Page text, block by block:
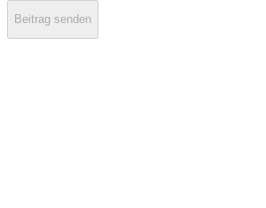
Beitrag senden